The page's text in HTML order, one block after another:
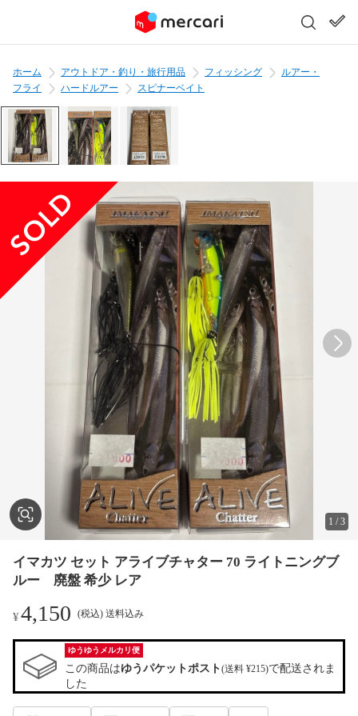
ホーム アウトドア・釣り・旅行用品 フィッシング
ルアー・
フライ
ハードルアー スピナーベイト
1 /3
イマカツ セット アライブチャター 70 ライトニングブ
ルー 廃盤 希少 レア
¥4,150 (税込) 送料込み
ゆうゆうメルカリ便
この商品はゆうパケットポスト(送料 ¥215)で配送されま
した